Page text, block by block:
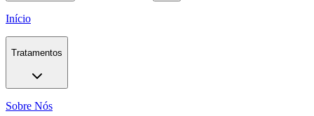
Início
Tratamentos
Sobre Nós